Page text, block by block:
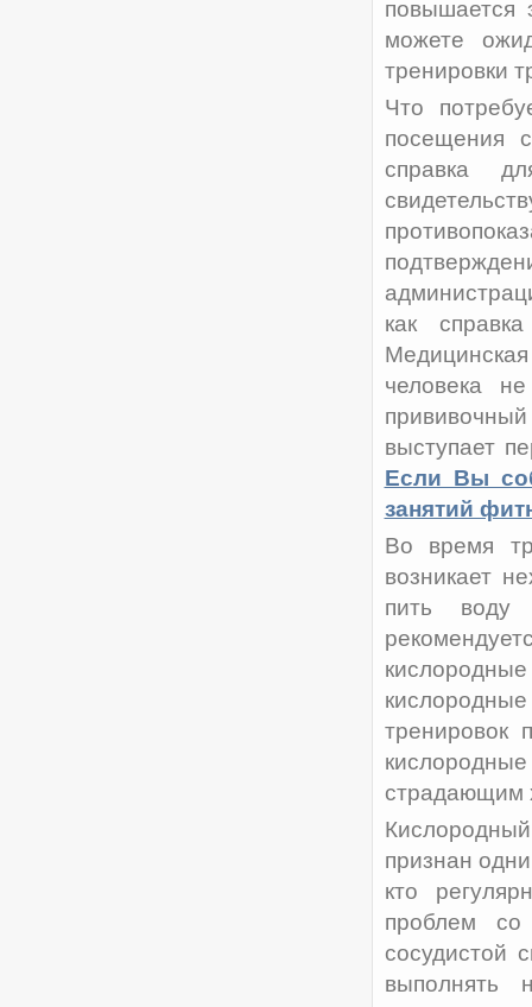
повышается
можете
тренировки
Что
посещения
справка
как
человека
выступает
Если Вы
занятий
Во время
возникает
пить воду
тренировок
страдающим
признан
кто
проблем
сосудистой
выполнять